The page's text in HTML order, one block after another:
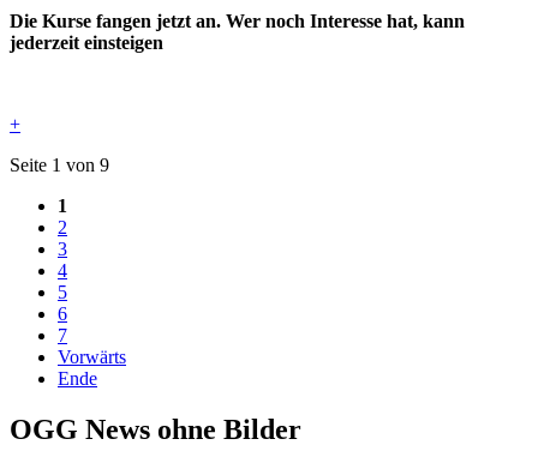
Die Kurse fangen jetzt an. Wer noch Interesse hat, kann
jederzeit einsteigen
+
Seite 1 von 9
1
2
3
4
5
6
7
Vorwärts
Ende
OGG News ohne Bilder